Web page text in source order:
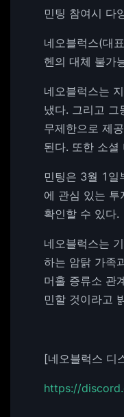
민팅 참여시 다
네오블럭스(대
헨의 대체 불가
네오블럭스는
냈다. 그리고
무제한으로 제
된다. 또한 소셜
민팅은 3월 1일
에 관심 있는
확인할 수 있다.
네오블럭스는
하는 암탉 가족
머홀 증류소 관
민할 것이라고
[네오블럭스 디
https://